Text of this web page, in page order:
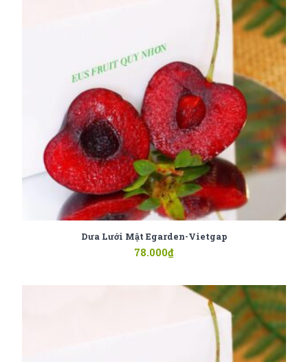
Dưa Lưới Mật Egarden-Vietgap
78.000₫